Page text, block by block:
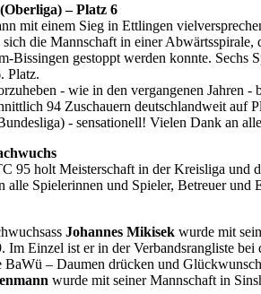
– Platz 6
mit einem Sieg in Ettlingen
die Mannschaft in einer Abwärtsspirale,
Bissingen gestoppt werden konnte. Sechs
Platz.
- wie in den vergangenen Jahren
94 Zuschauern deutschlandweit auf
- sensationell! Vielen Dank an
95 holt Meisterschaft in der Kreisliga und
alle Spielerinnen und Spieler, Betreuer und
Johannes Mikisek wurde mit
Im Einzel ist er in der Verbandsrangliste
BaWü – Daumen drücken und
wurde mit seiner Mannschaft in